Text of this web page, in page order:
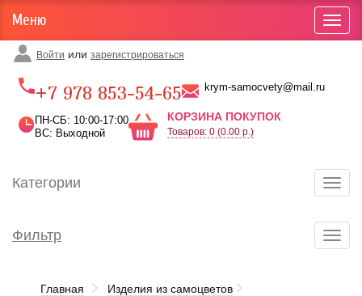
Войти или зарегистрироваться
+7 978 853-54-65 krym-samocvety@mail.ru
ПН-СБ: 10:00-17:00
ВС: Выходной
КОРЗИНА ПОКУПОК
Товаров: 0 (0.00 р.)
Меню
Категории
Фильтр
Главная
Изделия из самоцветов